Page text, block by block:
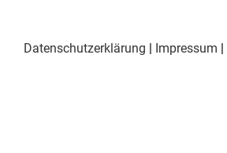
Datenschutzerklärung | Impressum |